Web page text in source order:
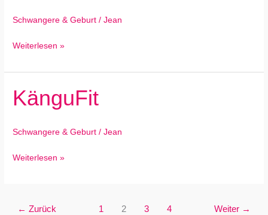
Schwangere & Geburt /Jean
Weiterlesen »
KänguFit
Schwangere & Geburt /Jean
KänguFit
Weiterlesen »
← Zurück 1 2 3 4 Weiter →